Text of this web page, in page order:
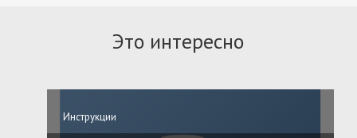
Это интересно
Инструкции